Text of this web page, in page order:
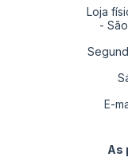
Loja
-
E-
As